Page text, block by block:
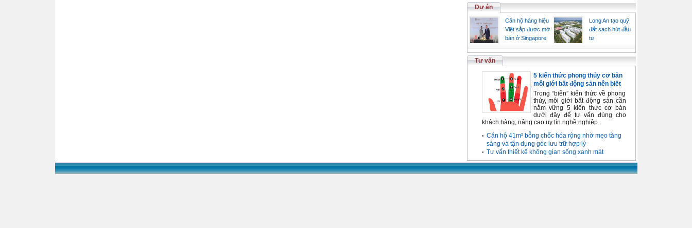
Dự án
Căn hộ hàng hiệu
Việt sắp được mở
bán ở Singapore
Long An tạo quỹ
đất sạch hút đầu
tư
Tư vấn
5 kiến thức phong thủy cơ bản
môi giới bất động sản nên biết
Trong “biển” kiến thức về phong
thủy, môi giới bất động sản cần
nắm vững 5 kiến thức cơ bản
dưới đây để tư vấn đúng cho
khách hàng, nâng cao uy tín nghề nghiệp.
Căn hộ 41m² bỗng chốc hóa rộng nhờ mẹo tăng
sáng và tận dụng góc lưu trữ hợp lý
Tư vấn thiết kế không gian sống xanh mát